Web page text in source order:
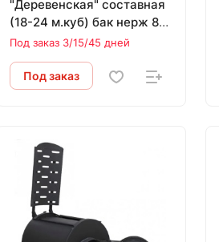
"Деревенская" составная
(18-24 м.куб) бак нерж 85
л.
Под заказ 3/15/45 дней
Под заказ